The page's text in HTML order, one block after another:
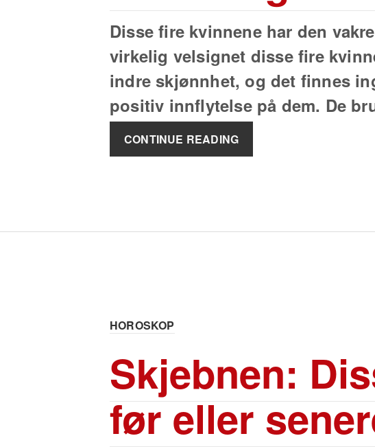
Disse fire kvinnene har den
virkelig velsignet disse fire
indre skjønnhet, og det finnes
positiv innflytelse på dem. De
CONTINUE READING
HOROSKOP
Skjebnen:
før eller